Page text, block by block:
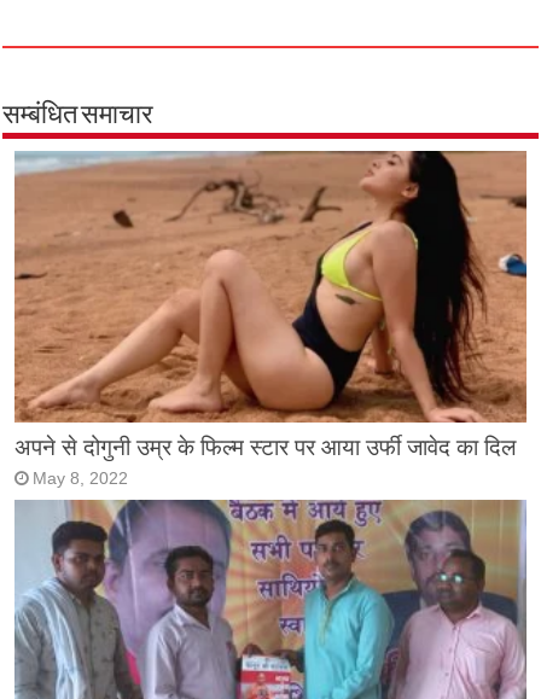
सम्बंधित समाचार
अपने से दोगुनी उम्र के फिल्म स्टार पर आया उर्फी जावेद का दिल
May 8, 2022